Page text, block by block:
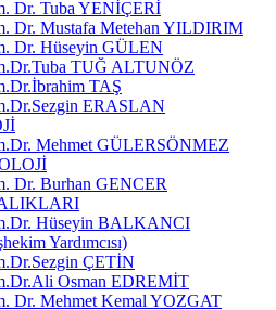
Dr. Tuba YENİÇERİ
Dr. Mustafa Metehan YILDIRIM
Dr. Hüseyin GÜLEN
TUĞ ALTUNÖZ
TAŞ
ERASLAN
Mehmet GÜLERSÖNMEZ
Dr. Burhan GENCER
Hüseyin BALKANCI
Yardımcısı)
ÇETİN
Osman EDREMİT
Dr. Mehmet Kemal YOZGAT